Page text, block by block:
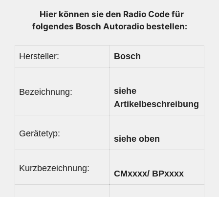
Hier können sie den Radio Code für
folgendes Bosch Autoradio bestellen:
Hersteller: Bosch
Bezeichnung:
siehe
Artikelbeschreibung
Gerätetyp:
siehe oben
Kurzbezeichnung:
CMxxxx/ BPxxxx